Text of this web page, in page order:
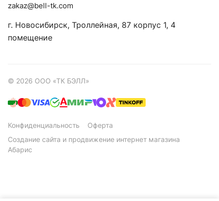
zakaz@bell-tk.com
г. Новосибирск, ​Троллейная, 87 корпус 1, 4
помещение
© 2026 ООО «ТК БЭЛЛ»
Конфиденциальность
Оферта
Создание сайта и продвижение интернет магазина
Абарис